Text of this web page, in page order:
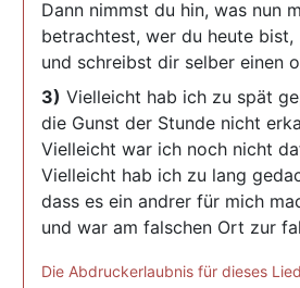
Dann nimmst du hin, was nun
betrachtest, wer du heute bist,
und schreibst dir selber einen
3) Vielleicht hab ich zu spät
die Gunst der Stunde nicht
Vielleicht war ich noch nicht
Vielleicht hab ich zu lang
dass es ein andrer für mich
und war am falschen Ort zur
Die Abdruckerlaubnis für dieses